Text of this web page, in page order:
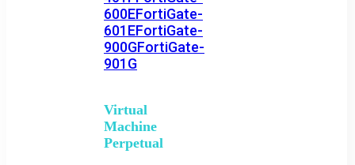
600EFortiGate-
601EFortiGate-
900GFortiGate-
901G
Virtual
Machine
Perpetual